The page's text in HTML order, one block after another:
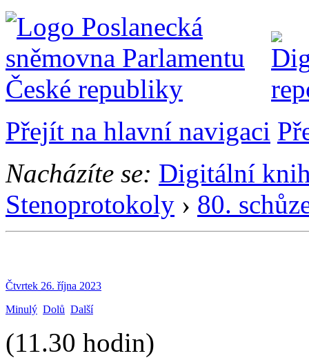
Přejít na hlavní navigaci
Nacházíte se: Digitální
Stenoprotokoly › 80.
Čtvrtek 26. října 2023
Minulý Dolů Další
(11.30 hodin)